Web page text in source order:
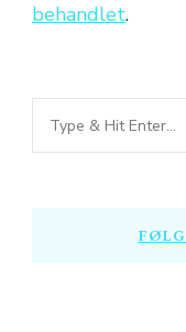
behandlet.
Looking
for